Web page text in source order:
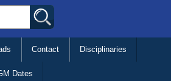
Contact Disciplinaries
Dates